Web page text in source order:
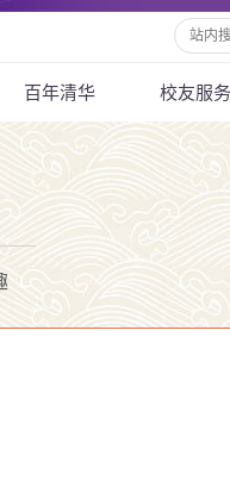
百年清华 校友服务